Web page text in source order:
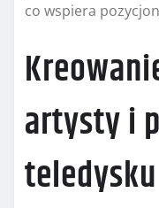
co wspiera
artysty i
teledysku